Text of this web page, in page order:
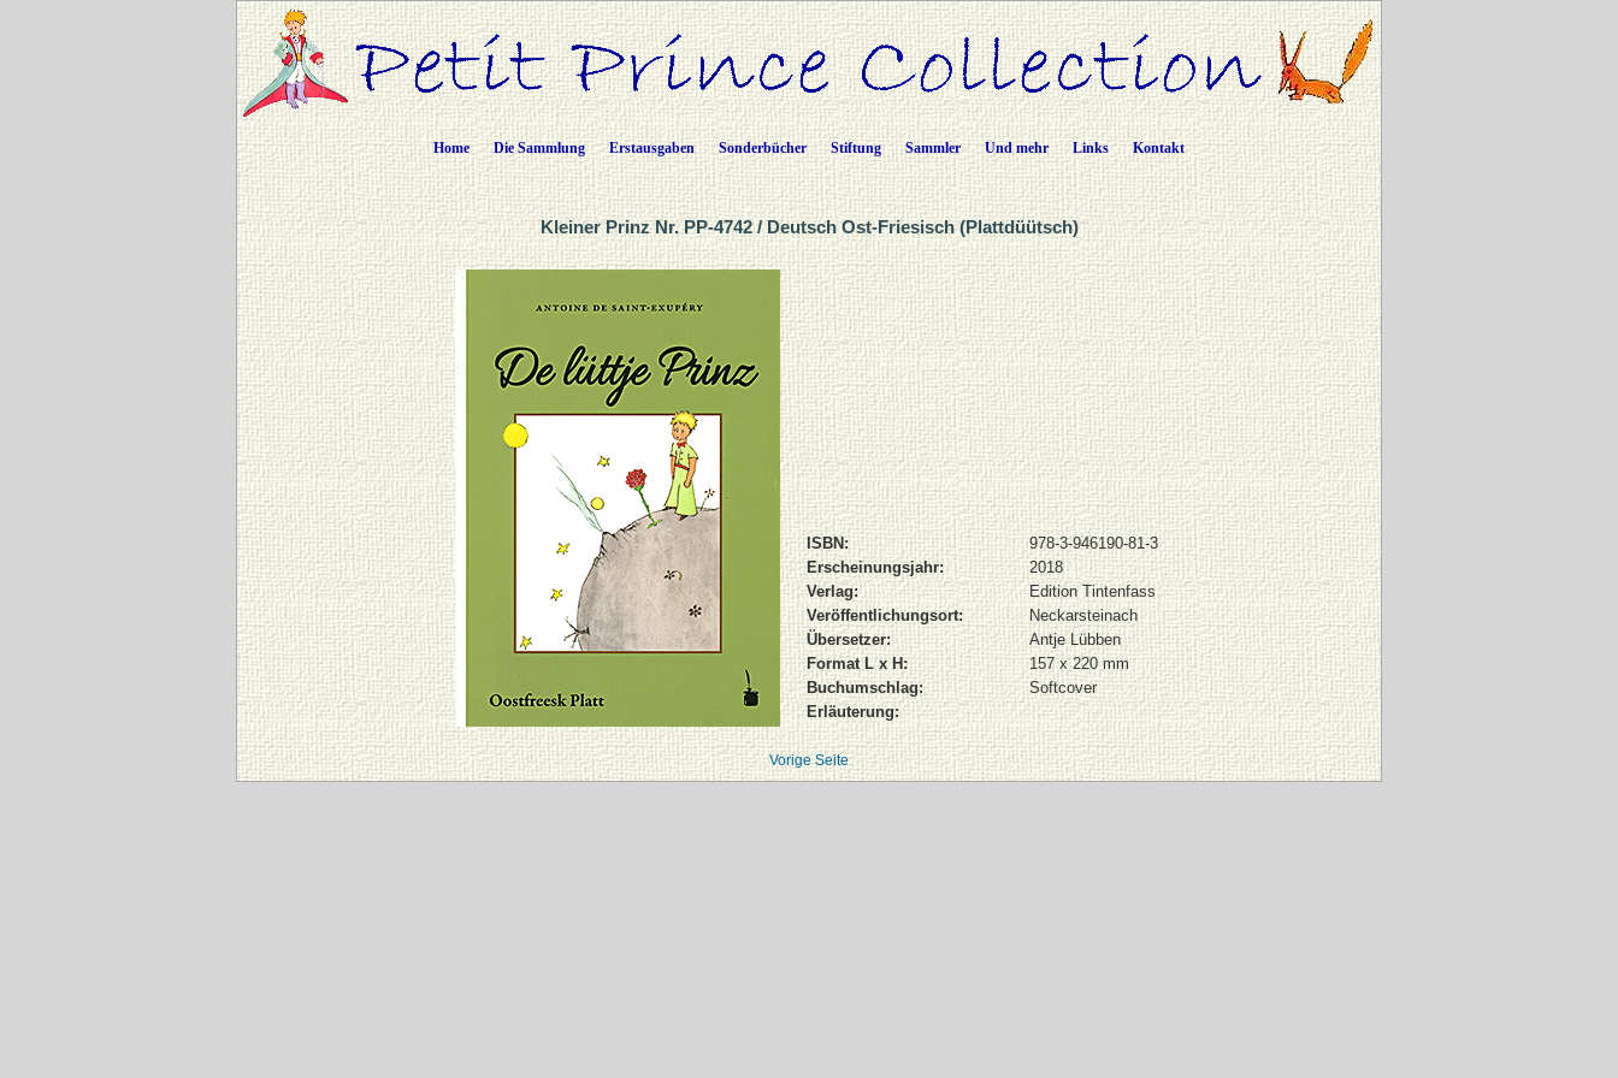
Home Die Sammlung Erstausgaben Sonderbücher Stiftung Sammler Und mehr Links Kontakt
Kleiner Prinz Nr. PP-4742 / Deutsch Ost-Friesisch (Plattdüütsch)
ISBN:
978-3-946190-81-3
Erscheinungsjahr:
2018
Verlag:
Edition Tintenfass
Veröffentlichungsort:
Neckarsteinach
Übersetzer:
Antje Lübben
Format L x H:
157 x 220 mm
Buchumschlag:
Softcover
Erläuterung:
Vorige Seite